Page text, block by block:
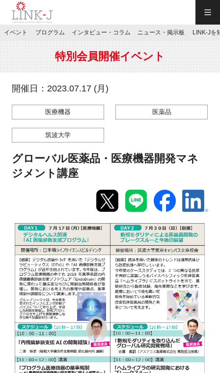
JP／EN
特別会員専用メニュー
お問い合わせ
新規登録
イベント
プログラム
インタビュー・コラム
ニュース・掲示板
LINK-Jを知る
イベント プログラム インタビュー・コラム ニュース・掲示板 LINK-Jを
特別会員開催イベント
開催日：2023.07.17 (月)
医療機器 医薬品
筑波大学
グローバル医薬品・医療機器開発マネ
ジメント講座